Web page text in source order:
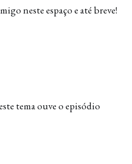
neste espaço e até breve!
tema ouve o episódio